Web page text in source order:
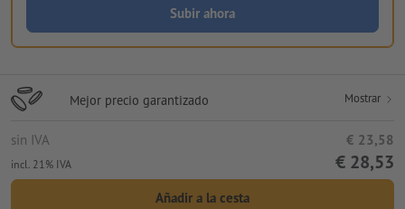
Subir ahora
Mejor precio garantizado Mostrar
sin IVA € 23,58
incl. 21% IVA € 28,53
Añadir a la cesta